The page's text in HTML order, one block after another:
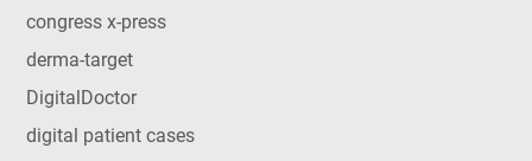
congress x-press
derma-target
DigitalDoctor
digital patient cases